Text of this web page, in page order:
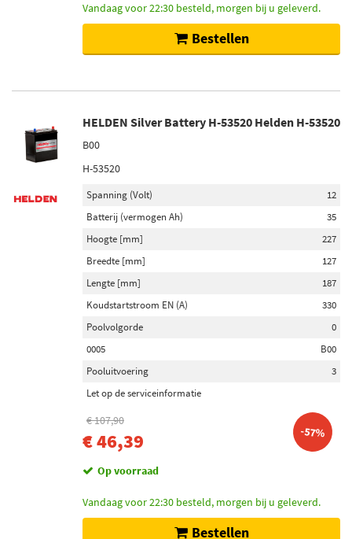
Geregelde tweetraps oplading (9)
Pneumatisch geregeld stelelement (schakelaar) (2)
Toon meer
Driehoeksdraagarm (151)
Enkelvoudigedraagarm (47)
Schuingeplaatst stuur (7)
Driehoeksdraagarm (BW) (2)
Voor inlaatkleppen (10)
Voor utlaatkleppen (6)
Magneetklep (4)
Controleklep (2)
Omschakelklep (1)
Filter insert (192)
Vandaag voor 22:30 besteld, morgen bij u geleverd.
Bestellen
HELDEN Silver Battery H-53520 Helden H-53520
B00
H-53520
Spanning (Volt)
12
Batterij (vermogen Ah)
35
Hoogte [mm]
227
Breedte [mm]
127
Lengte [mm]
187
Koudstartstroom EN (A)
330
Poolvolgorde
0
0005
B00
Pooluitvoering
3
Let op de serviceinformatie
€ 107,90
€ 46,39 -57%
Op voorraad
Vandaag voor 22:30 besteld, morgen bij u geleverd.
Bestellen